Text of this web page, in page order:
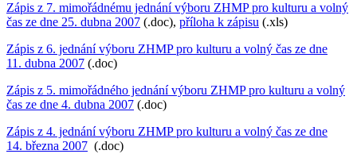
Zápis z 7. mimořádnému jednání výboru ZHMP pro kulturu a volný
čas ze dne 25. dubna 2007 (.doc), příloha k zápisu (.xls)
Zápis z 6. jednání výboru ZHMP pro kulturu a volný čas ze dne
11. dubna 2007 (.doc)
Zápis z 5. mimořádného jednání výboru ZHMP pro kulturu a volný
čas ze dne 4. dubna 2007 (.doc)
Zápis z 4. jednání výboru ZHMP pro kulturu a volný čas ze dne
14. března 2007 (.doc)